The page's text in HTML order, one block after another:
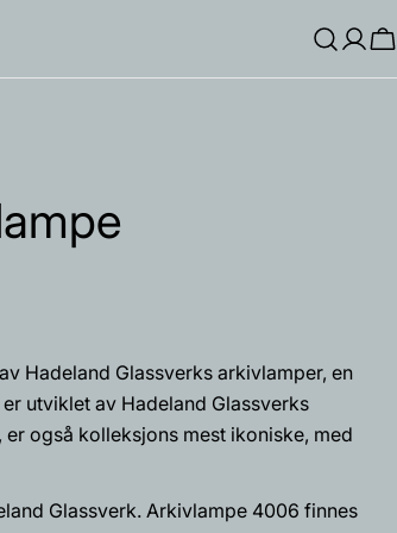
Inn
Åpne media 5 i
Hadeland Glassverks arkivlamper, en
utviklet av Hadeland Glassverks
også kolleksjons mest ikoniske, med
Glassverk. Arkivlampe 4006 finnes